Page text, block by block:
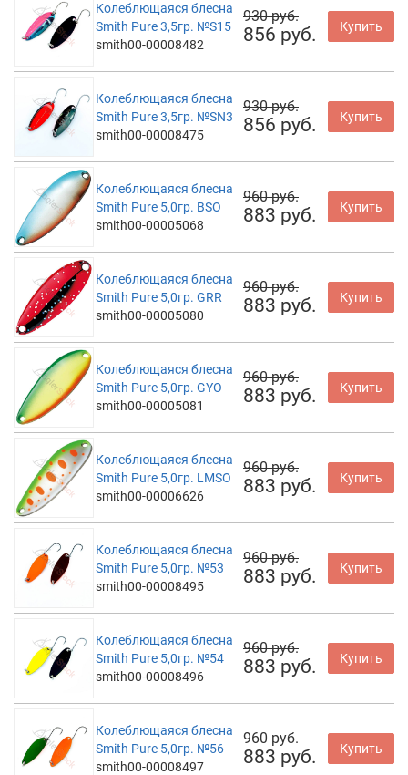
Колеблющаяся блесна
Smith Pure 3,5гр. №S15
smith00-00008482
930 руб.
856 руб. Купить
Колеблющаяся блесна
Smith Pure 3,5гр. №SN3
smith00-00008475
930 руб.
856 руб. Купить
Колеблющаяся блесна
Smith Pure 5,0гр. BSO
smith00-00005068
960 руб.
883 руб. Купить
Колеблющаяся блесна
Smith Pure 5,0гр. GRR
smith00-00005080
960 руб.
883 руб. Купить
Колеблющаяся блесна
Smith Pure 5,0гр. GYO
smith00-00005081
960 руб.
883 руб. Купить
Колеблющаяся блесна
Smith Pure 5,0гр. LMSO
smith00-00006626
960 руб.
883 руб. Купить
Колеблющаяся блесна
Smith Pure 5,0гр. №53
smith00-00008495
960 руб.
883 руб. Купить
Колеблющаяся блесна
Smith Pure 5,0гр. №54
smith00-00008496
960 руб.
883 руб. Купить
Колеблющаяся блесна
Smith Pure 5,0гр. №56
smith00-00008497
960 руб.
883 руб. Купить